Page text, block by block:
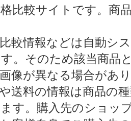
比較サイトです。商
較情報などは自動シ
。そのため該当商品
像が異なる場合があ
送料の情報は商品の
す。購入先のショッ